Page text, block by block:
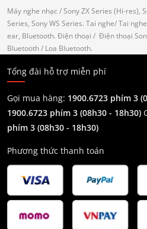
Máy nghe nhạc / Sony ZX Series (Hi-res),
Series, Sony WS Series. Tai nghe/ Tai
ear, Bluetooth. Điện thoại / Điện thoại
Bluetooth/ Loa Bluetooth.
Tổng đài hỗ trợ miễn phí
Gọi mua hàng: 1900.6723 phím 3
1900.6723 phím 3 (08h30 - 18h30)
phím 3 (08h30 - 18h30)
Phương thức thanh toán